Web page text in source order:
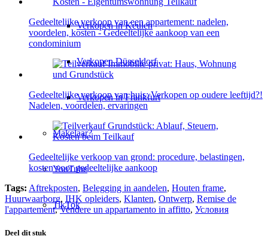
Verkopen in Keulen
Verkopen Düsseldorf
Verkopen in Frankfurt
Makelaar?
YouTube
TikTok
Gedeeltelijke verkoop van een appartement: nadelen,
voordelen, kosten - Gedeeltelijke aankoop van een
condominium
Gedeeltelijke verkoop van huis: Verkopen op oudere leeftijd?!
Nadelen, voordelen, ervaringen
Gedeeltelijke verkoop van grond: procedure, belastingen,
kosten voor gedeeltelijke aankoop
Tags: Aftrekposten, Belegging in aandelen, Houten frame,
Huurwaarborg, IHK opleiders, Klanten, Ontwerp, Remise de
l'appartement,Vendere un appartamento in affitto, Условия
Deel dit stuk